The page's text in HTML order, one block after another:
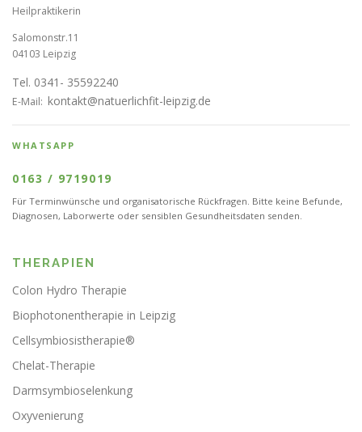
Heilpraktikerin
Salomonstr.11
04103 Leipzig
Tel. 0341- 35592240
E-Mail: kontakt@natuerlichfit-leipzig.de
WHATSAPP
0163 / 9719019
Für Terminwünsche und organisatorische Rückfragen. Bitte keine Befunde,
Diagnosen, Laborwerte oder sensiblen Gesundheitsdaten senden.
THERAPIEN
Colon Hydro Therapie
Biophotonentherapie in Leipzig
Cellsymbiosistherapie®
Chelat-Therapie
Darmsymbioselenkung
Oxyvenierung